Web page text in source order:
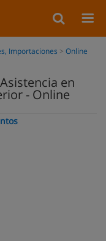
Importaciones Online
en
- Online